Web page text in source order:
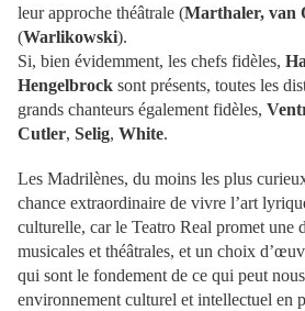
leur approche théâtrale (Marthaler, van
(Warlikowski).
Si, bien évidemment, les chefs fidèles,
Hengelbrock sont présents, toutes les
grands chanteurs également fidèles,
Cutler, Selig, White.
Les Madrilènes, du moins les plus
chance extraordinaire de vivre l’art
culturelle, car le Teatro Real promet une
musicales et théâtrales, et un choix
qui sont le fondement de ce qui peut
environnement culturel et intellectuel en